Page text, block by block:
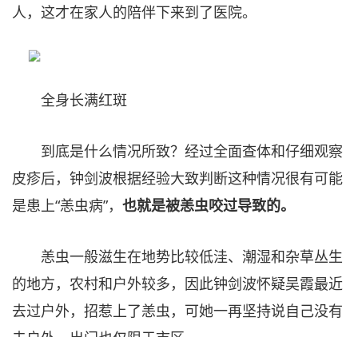
人，这才在家人的陪伴下来到了医院。
全身长满红斑
到底是什么情况所致？经过全面查体和仔细观察
皮疹后，钟剑波根据经验大致判断这种情况很有可能
是患上“恙虫病”， 也就是被恙虫咬过导致的。
恙虫一般滋生在地势比较低洼、潮湿和杂草丛生
的地方，农村和户外较多，因此钟剑波怀疑吴霞最近
去过户外，招惹上了恙虫，可她一再坚持说自己没有